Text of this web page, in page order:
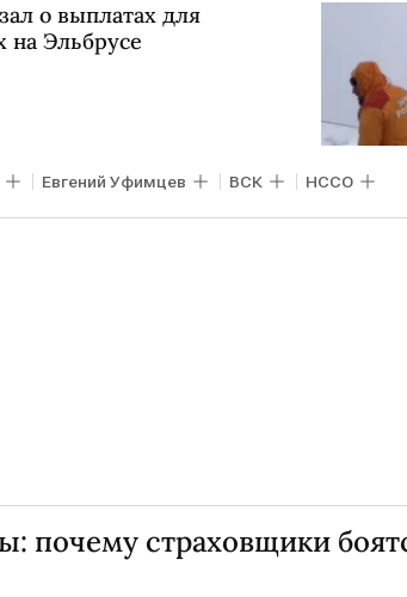
о выплатах для
на Эльбрусе
Евгений Уфимцев ВСК НССО
почему страховщики